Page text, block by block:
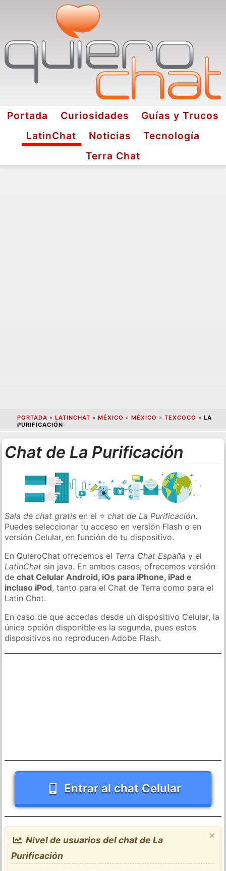
Portada Curiosidades
Guías y Trucos
LatinChat
Noticias
Tecnología
Terra Chat
PORTADA » LATINCHAT » MÉXICO » MÉXICO » TEXCOCO » LA
PURIFICACIÓN
Chat de La Purificación
Sala de chat gratis en el ⭐chat de La Purificación.
Puedes seleccionar tu acceso en versión Flash o en
versión Celular, en función de tu dispositivo.
En QuieroChat ofrecemos el Terra Chat España y el
LatinChat sin java. En ambos casos, ofrecemos versión
dechat Celular Android, iOs para iPhone, iPad e
incluso iPod, tanto para el Chat de Terra como para el
Latin Chat.
En caso de que accedas desde un dispositivo Celular, la
única opción disponible es la segunda, pues estos
dispositivos no reproducen Adobe Flash.
Entrar al chat Celular
×
Nivel de usuarios del chat de La
Purificación